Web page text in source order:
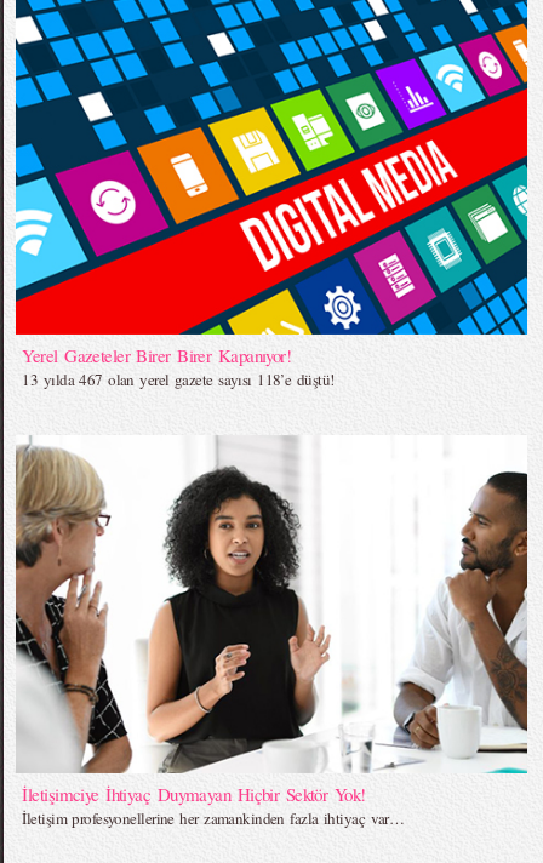
Yerel Gazeteler Birer Birer Kapanıyor!
13 yılda 467 olan yerel gazete sayısı 118’e düştü!
İletişimciye İhtiyaç Duymayan Hiçbir Sektör Yok!
İletişim profesyonellerine her zamankinden fazla ihtiyaç var…